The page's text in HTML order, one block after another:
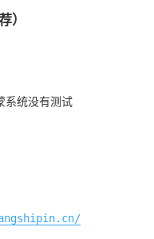
）
系统没有测试